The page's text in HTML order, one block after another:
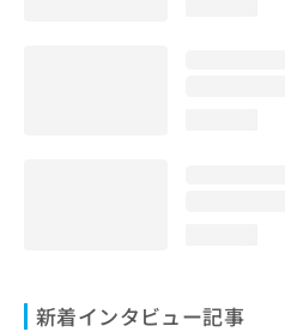
新着インタビュー記事